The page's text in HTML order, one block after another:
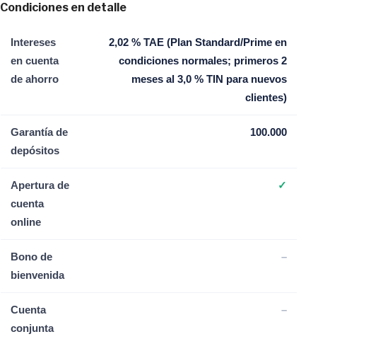
Condiciones en detalle
Intereses
en cuenta
de ahorro
2,02 % TAE (Plan Standard/Prime en
condiciones normales; primeros 2
meses al 3,0 % TIN para nuevos
clientes)
Garantía de
depósitos
100.000
Apertura de
cuenta
online
✓
Bono de
bienvenida
–
Cuenta
conjunta
–